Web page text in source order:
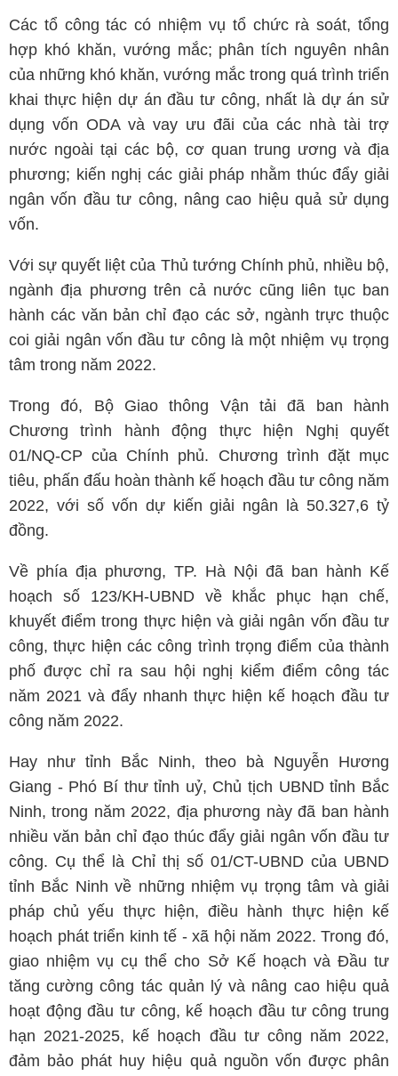
Các tổ công tác có nhiệm vụ tổ chức rà soát, tổng
hợp khó khăn, vướng mắc; phân tích nguyên nhân
của những khó khăn, vướng mắc trong quá trình triển
khai thực hiện dự án đầu tư công, nhất là dự án sử
dụng vốn ODA và vay ưu đãi của các nhà tài trợ
nước ngoài tại các bộ, cơ quan trung ương và địa
phương; kiến nghị các giải pháp nhằm thúc đẩy giải
ngân vốn đầu tư công, nâng cao hiệu quả sử dụng
vốn.
Với sự quyết liệt của Thủ tướng Chính phủ, nhiều bộ,
ngành địa phương trên cả nước cũng liên tục ban
hành các văn bản chỉ đạo các sở, ngành trực thuộc
coi giải ngân vốn đầu tư công là một nhiệm vụ trọng
tâm trong năm 2022.
Trong đó, Bộ Giao thông Vận tải đã ban hành
Chương trình hành động thực hiện Nghị quyết
01/NQ-CP của Chính phủ. Chương trình đặt mục
tiêu, phấn đấu hoàn thành kế hoạch đầu tư công năm
2022, với số vốn dự kiến giải ngân là 50.327,6 tỷ
đồng.
Về phía địa phương, TP. Hà Nội đã ban hành Kế
hoạch số 123/KH-UBND về khắc phục hạn chế,
khuyết điểm trong thực hiện và giải ngân vốn đầu tư
công, thực hiện các công trình trọng điểm của thành
phố được chỉ ra sau hội nghị kiểm điểm công tác
năm 2021 và đẩy nhanh thực hiện kế hoạch đầu tư
công năm 2022.
Hay như tỉnh Bắc Ninh, theo bà Nguyễn Hương
Giang - Phó Bí thư tỉnh uỷ, Chủ tịch UBND tỉnh Bắc
Ninh, trong năm 2022, địa phương này đã ban hành
nhiều văn bản chỉ đạo thúc đẩy giải ngân vốn đầu tư
công. Cụ thể là Chỉ thị số 01/CT-UBND của UBND
tỉnh Bắc Ninh về những nhiệm vụ trọng tâm và giải
pháp chủ yếu thực hiện, điều hành thực hiện kế
hoạch phát triển kinh tế - xã hội năm 2022. Trong đó,
giao nhiệm vụ cụ thể cho Sở Kế hoạch và Đầu tư
tăng cường công tác quản lý và nâng cao hiệu quả
hoạt động đầu tư công, kế hoạch đầu tư công trung
hạn 2021-2025, kế hoạch đầu tư công năm 2022,
đảm bảo phát huy hiệu quả nguồn vốn được phân